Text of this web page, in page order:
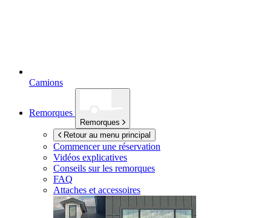
Camions
Remorques
Remorques
Retour au menu principal
Commencer une réservation
Vidéos explicatives
Conseils sur les remorques
FAQ
Attaches et accessoires